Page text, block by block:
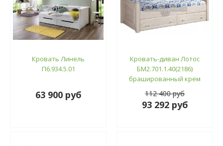
Кровать Линель
П6.934.5.01
63 900 руб
Кровать-диван Лотос
БМ2.701.1.40(2186)
брашированный крем
112 400 руб
93 292 руб